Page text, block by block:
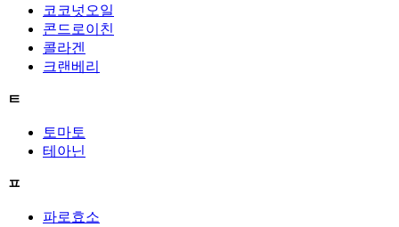
코코넛오일
콘드로이친
콜라겐
크랜베리
ㅌ
토마토
테아닌
ㅍ
파로효소